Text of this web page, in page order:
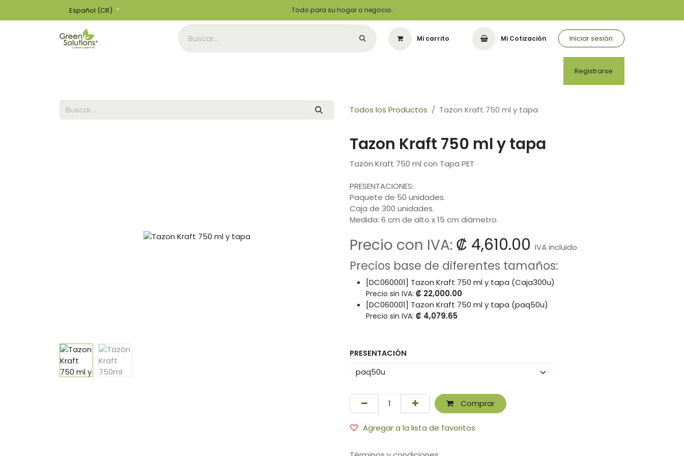
Español (CR) Todo para su hogar o negocio.
Mi carrito Mi Cotización Iniciar sesión
Registrarse
Todos los Productos Tazon Kraft 750 ml y tapa
Tazon Kraft 750 ml y tapa
Tazón Kraft 750 ml con Tapa PET
PRESENTACIONES:
Paquete de 50 unidades.
Caja de 300 unidades.
Medida: 6 cm de alto x 15 cm diámetro.
Precio con IVA: ₡ 4,610.00 IVA incluido
Precios base de diferentes tamaños:
[DC060001] Tazon Kraft 750 ml y tapa (Caja300u)
Precio sin IVA: ₡ 22,000.00
[DC060001] Tazon Kraft 750 ml y tapa (paq50u)
Precio sin IVA: ₡ 4,079.65
PRESENTACIÓN
Comprar
Agregar a la lista de favoritos